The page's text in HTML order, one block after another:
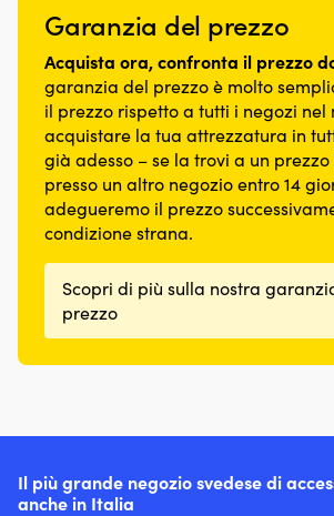
Garanzia del prezzo
Acquista ora, confronta il prezzo
garanzia del prezzo è molto
il prezzo rispetto a tutti i negozi nel
acquistare la tua attrezzatura in
già adesso – se la trovi a un
presso un altro negozio entro 14
adegueremo il prezzo
condizione strana.
Scopri di più sulla nostra
prezzo
Il più grande negozio svedese di
anche in Italia